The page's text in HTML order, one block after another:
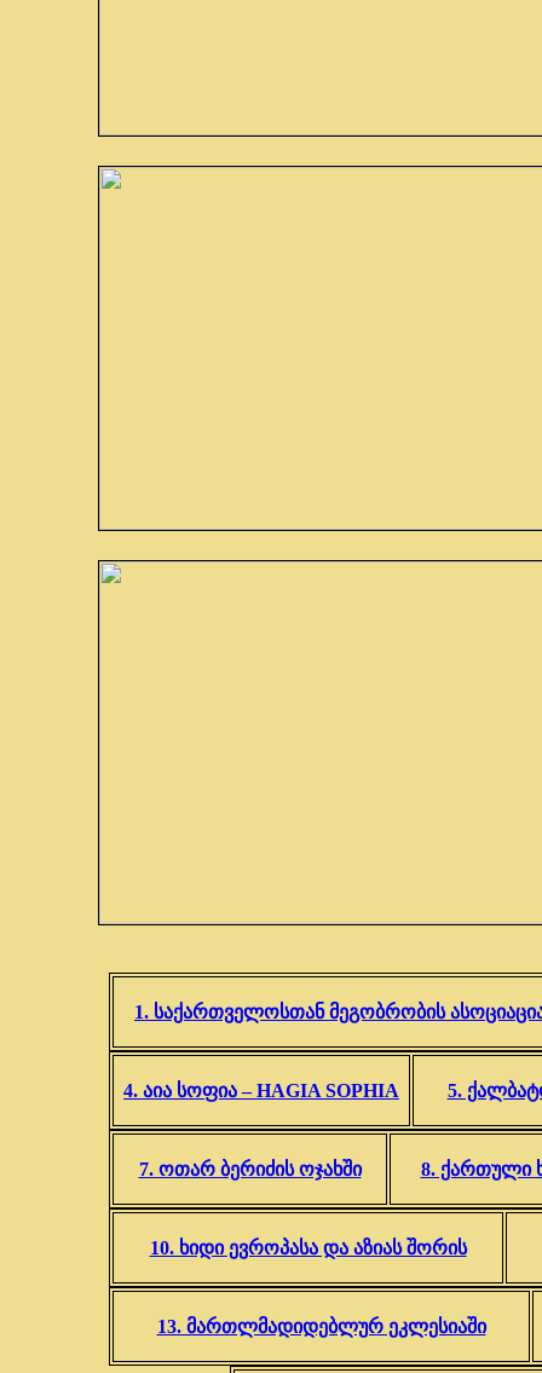
1. საქართველოსთან მეგობრობის
4. აია სოფია – HAGIA SOPHIA 5.
7. ოთარ ბერიძის ოჯახში 8. ქართული
10. ხიდი ევროპასა და აზიას შორის
13. მართლმადიდებლურ ეკლესიაში